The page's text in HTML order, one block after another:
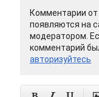
Комментарии
появляются на
модератором.
комментарий
авторизуйтесь